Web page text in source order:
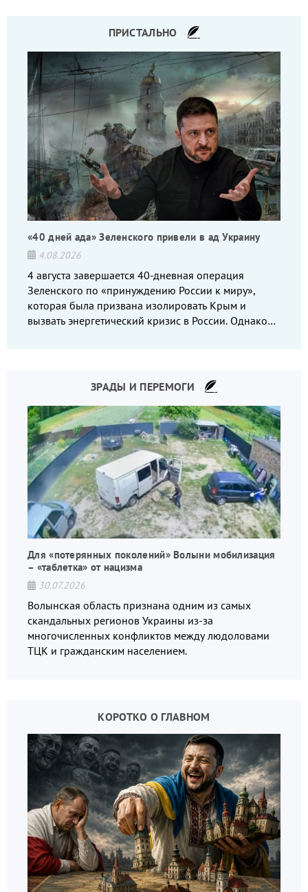
ПРИСТАЛЬНО
«40 дней ада» Зеленского привели в ад Украину
4.08.2026
4 августа завершается 40-дневная операция
Зеленского по «принуждению России к миру»,
которая была призвана изолировать Крым и
вызвать энергетический кризис в России. Однако
ЗРАДЫ И ПЕРЕМОГИ
Для «потерянных поколений» Волыни мобилизация
– «таблетка» от нацизма
30.07.2026
Волынская область признана одним из самых
скандальных регионов Украины из-за
многочисленных конфликтов между людоловами
ТЦК и гражданским населением.
КОРОТКО О ГЛАВНОМ